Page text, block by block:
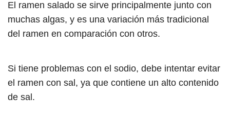
El ramen salado se sirve principalmente junto con
muchas algas, y es una variación más tradicional
del ramen en comparación con otros.
Si tiene problemas con el sodio, debe intentar evitar
el ramen con sal, ya que contiene un alto contenido
de sal.